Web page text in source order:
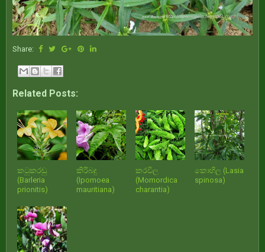
Share:
Related Posts:
කටුකරඬු
(Barleria
prionitis)
කිරිබදු
(Ipomoea
mauritiana)
කරවිල
(Momordica
charantia)
කොහිල (Lasia
spinosa)